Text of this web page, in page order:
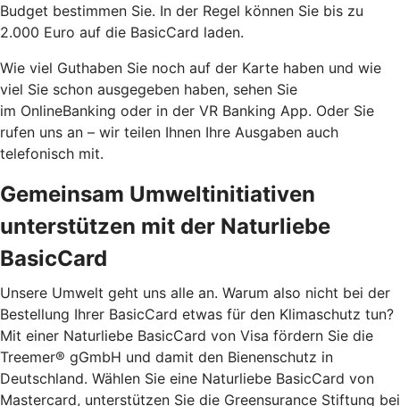
Budget bestimmen Sie. In der Regel können Sie bis zu
2.000 Euro auf die BasicCard laden.
Wie viel Guthaben Sie noch auf der Karte haben und wie
viel Sie schon ausgegeben haben, sehen Sie
im OnlineBanking oder in der VR Banking App. Oder Sie
rufen uns an – wir teilen Ihnen Ihre Ausgaben auch
telefonisch mit.
Gemeinsam Umweltinitiativen
unterstützen mit der Naturliebe
BasicCard
Unsere Umwelt geht uns alle an. Warum also nicht bei der
Bestellung Ihrer BasicCard etwas für den Klimaschutz tun?
Mit einer Naturliebe BasicCard von Visa fördern Sie die
Treemer® gGmbH und damit den Bienenschutz in
Deutschland. Wählen Sie eine Naturliebe BasicCard von
Mastercard, unterstützen Sie die Greensurance Stiftung bei